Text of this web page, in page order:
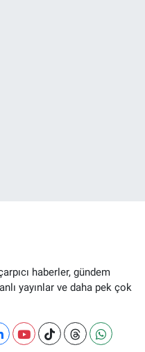
haberler, gündem
yayınlar ve daha pek çok